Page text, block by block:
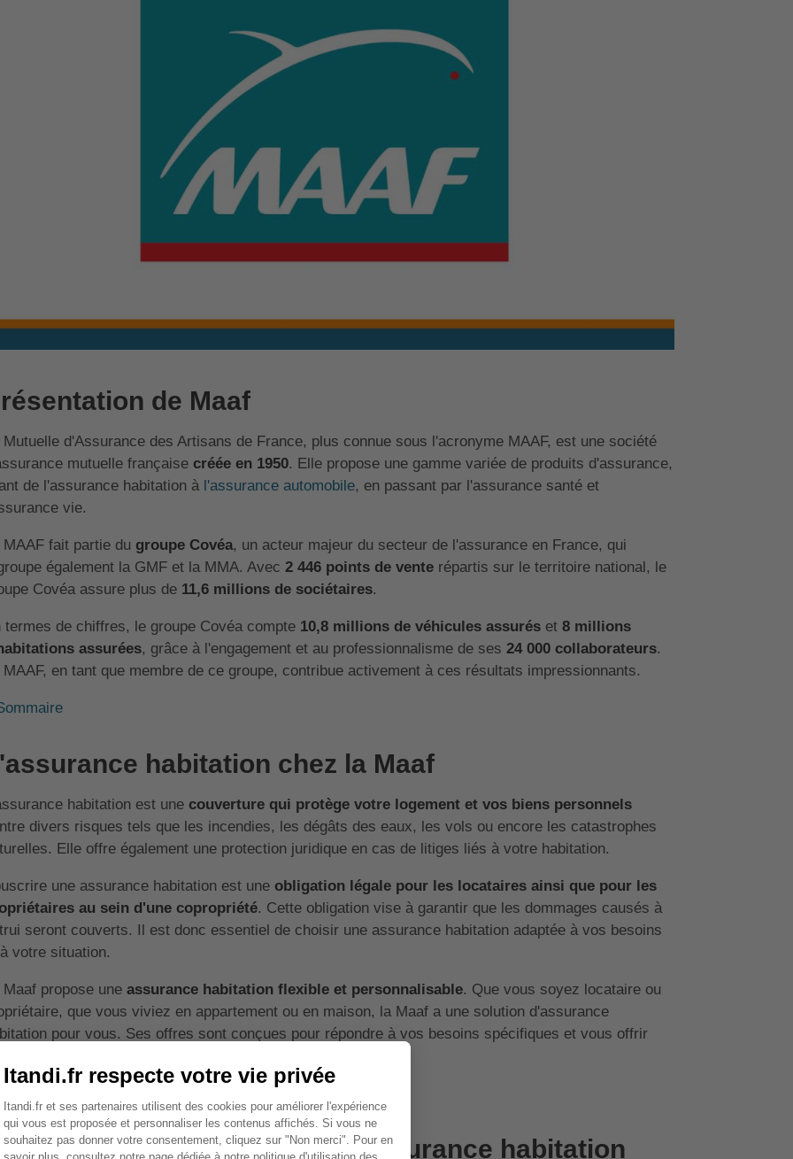
de Maaf
Mutuelle d'Assurance des Artisans de France, plus connue sous l'acronyme MAAF, est une société
mutuelle française créée en 1950. Elle propose une gamme variée de produits d'assurance,
de l'assurance habitation à l'assurance automobile, en passant par l'assurance santé et
vie.
MAAF fait partie du groupe Covéa, un acteur majeur du secteur de l'assurance en France, qui
également la GMF et la MMA. Avec 2 446 points de venterépartis sur le territoire national, le
Covéa assure plus de 11,6 millions de sociétaires.
termes de chiffres, le groupe Covéa compte 10,8 millions de véhicules assuréset8 millions
assurées, grâce à l'engagement et au professionnalisme de ses 24 000 collaborateurs.
MAAF, en tant que membre de ce groupe, contribue activement à ces résultats impressionnants.
habitation chez la Maaf
habitation est une couverture qui protège votre logement et vos biens personnels
divers risques tels que les incendies, les dégâts des eaux, les vols ou encore les catastrophes
Elle offre également une protection juridique en cas de litiges liés à votre habitation.
une assurance habitation est une obligation légale pour les locataires ainsi que pour les
au sein d'une copropriété. Cette obligation vise à garantir que les dommages causés à
seront couverts. Il est donc essentiel de choisir une assurance habitation adaptée à vos besoins
votre situation.
Maaf propose une assurance habitation flexible et personnalisable. Que vous soyez locataire ou
que vous viviez en appartement ou en maison, la Maaf a une solution d'assurance
pour vous. Ses offres sont conçues pour répondre à vos besoins spécifiques et vous offrir
tranquillité d'esprit optimale.
sont les avantages de l'assurance habitation